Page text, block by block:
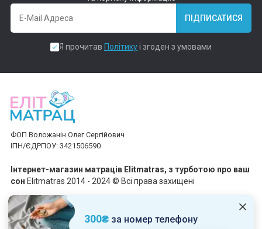
300₴за номер телефону
ПІДПИСАТИСЯ
Я прочитав Політикуі згоден з умовами
ФОП Воложанін Олег Сергійович
ІПН/ЄДРПОУ: 3421506590
Інтернет-магазин матраців Elitmatras, з турботою про ваш
сон Elitmatras 2014 - 2024 © Всі права захищені
Приймаємо платежі